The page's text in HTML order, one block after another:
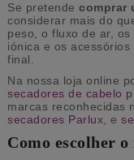
Se pretende comprar
considerar mais do
peso, o fluxo de ar,
iónica e os
final.
Na nossa loja online
secadores de cabelo
marcas reconhecidas
secadores Parlux , e
Como escolher